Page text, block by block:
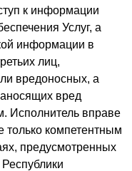
к информации
Услуг, а
информации в
лиц,
вредоносных, а
вред
Исполнитель вправе
компетентным
предусмотренных